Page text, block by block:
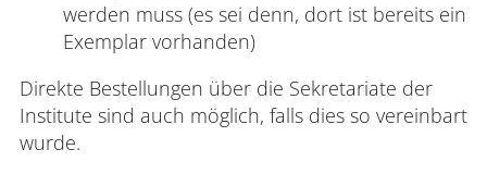
werden muss (es sei denn, dort ist bereits ein
Exemplar vorhanden)
Direkte Bestellungen über die Sekretariate der
Institute sind auch möglich, falls dies so vereinbart
wurde.